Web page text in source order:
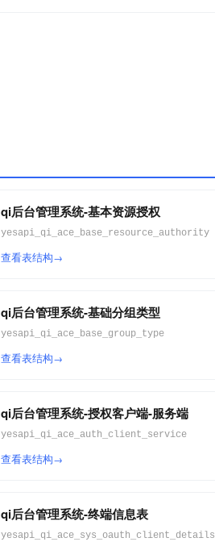
qi后台管理系统-基本资源授权
yesapi_qi_ace_base_resource_authority
查看表结构
qi后台管理系统-基础分组类型
yesapi_qi_ace_base_group_type
查看表结构
qi后台管理系统-授权客户端-服务端
yesapi_qi_ace_auth_client_service
查看表结构
qi后台管理系统-终端信息表
yesapi_qi_ace_sys_oauth_client_details